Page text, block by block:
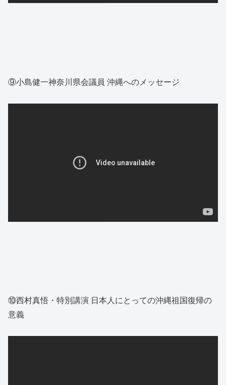
⑨小島健一神奈川県会議員 沖縄へのメッセージ
⑩西村真悟・特別講演 日本人にとっての沖縄祖国復帰の
意義